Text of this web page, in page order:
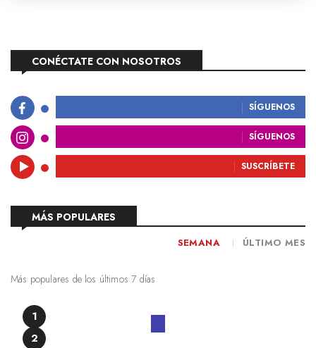
CONÉCTATE CON NOSOTROS
SÍGUENOS
SÍGUENOS
SUSCRÍBETE
MÁS POPULARES
SEMANA ÚLTIMO MES
Más populares de los últimos 7 días
1
2